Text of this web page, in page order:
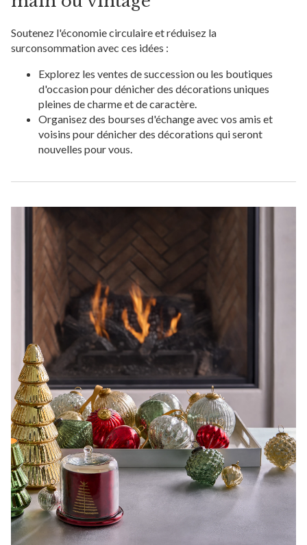
Soutenez l'économie circulaire et réduisez la
surconsommation avec ces idées :
Explorez les ventes de succession ou les boutiques
d'occasion pour dénicher des décorations uniques
pleines de charme et de caractère.
Organisez des bourses d'échange avec vos amis et
voisins pour dénicher des décorations qui seront
nouvelles pour vous.